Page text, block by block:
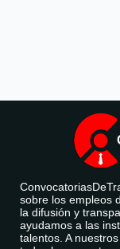
sobre los empleos
la difusión y
ayudamos a las
talentos. A